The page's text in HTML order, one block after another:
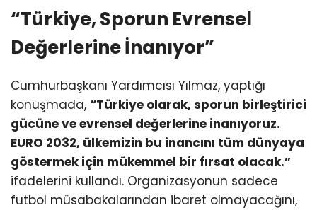
“Türkiye, Sporun Evrensel
Değerlerine İnanıyor”
Cumhurbaşkanı Yardımcısı Yılmaz, yaptığı
konuşmada, “Türkiye olarak, sporun birleştirici
gücüne ve evrensel değerlerine inanıyoruz.
EURO 2032, ülkemizin bu inancını tüm dünyaya
göstermek için mükemmel bir fırsat olacak.”
ifadelerini kullandı. Organizasyonun sadece
futbol müsabakalarından ibaret olmayacağını,